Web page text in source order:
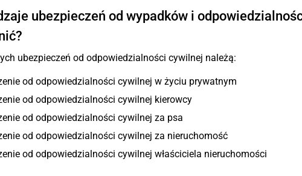
ubezpieczeń od wypadków i
ubezpieczeń od odpowiedzialności cywilnej należą:
od odpowiedzialności cywilnej w życiu prywatnym
od odpowiedzialności cywilnej kierowcy
od odpowiedzialności cywilnej za psa
od odpowiedzialności cywilnej za nieruchomość
od odpowiedzialności cywilnej właściciela nieruchomości